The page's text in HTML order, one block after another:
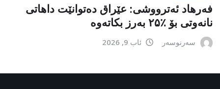
فەرهاد ئەترووشی: عێراق دەتوانێت داهاتی
نانەوتی بۆ ٪۲۵ بەرز بکاتەوە
سەرنوسەر ئاب 9, 2026